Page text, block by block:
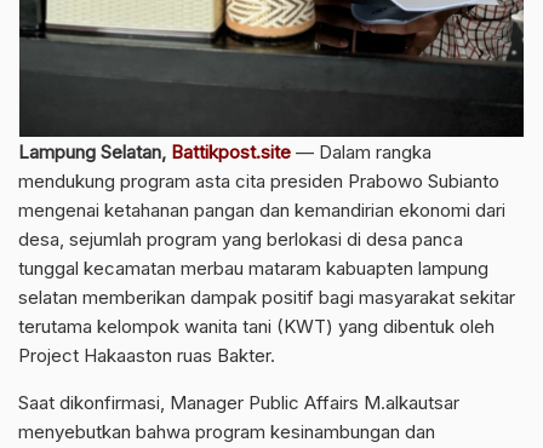
Lampung Selatan, Battikpost.site — Dalam rangka
mendukung program asta cita presiden Prabowo Subianto
mengenai ketahanan pangan dan kemandirian ekonomi dari
desa, sejumlah program yang berlokasi di desa panca
tunggal kecamatan merbau mataram kabuapten lampung
selatan memberikan dampak positif bagi masyarakat sekitar
terutama kelompok wanita tani (KWT) yang dibentuk oleh
Project Hakaaston ruas Bakter.
Saat dikonfirmasi, Manager Public Affairs M.alkautsar
menyebutkan bahwa program kesinambungan dan